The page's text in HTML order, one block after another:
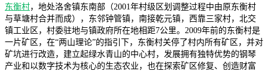
东衡村，地处洛舍镇东南部（2001年村级区划调整过程中由原东衡村
与草塘村合并而成），东邻钟管镇，南接乾元镇，西靠三家村，北交
镇工业区，村委驻地与镇政府所在地相距7公里。2009年前的东衡村是
一片矿区，在“两山理论”的指引下，东衡村关停了村内所有矿区，并对
矿坑进行改造，建立起绿水青山的中心村，发展拥有独特优势的钢琴
产业和以数字技术为核心的生态农业，也在探索矿区修复、创造财富